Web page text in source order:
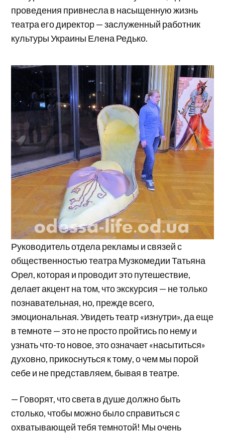
проведения привнесла в насыщенную жизнь
театра его директор — заслуженный работник
культуры Украины Елена Редько.
Руководитель отдела рекламы и связей с
общественностью театра Музкомедии Татьяна
Орел, которая и проводит это путешествие,
делает акцент на том, что экскурсия — не только
познавательная, но, прежде всего,
эмоциональная. Увидеть театр «изнутри», да еще
в темноте — это не просто пройтись по нему и
узнать что-то новое, это означает «насытиться»
духовно, прикоснуться к тому, о чем мы порой
себе и не представляем, бывая в театре.
— Говорят, что света в душе должно быть
столько, чтобы можно было справиться с
охватывающей тебя темнотой! Мы очень